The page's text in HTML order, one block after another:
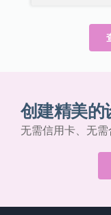
创建精美的
无需信用卡、无需